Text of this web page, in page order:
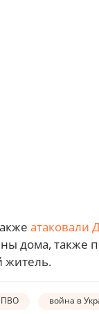
атаковали
дома, также
житель.
ПВО война в